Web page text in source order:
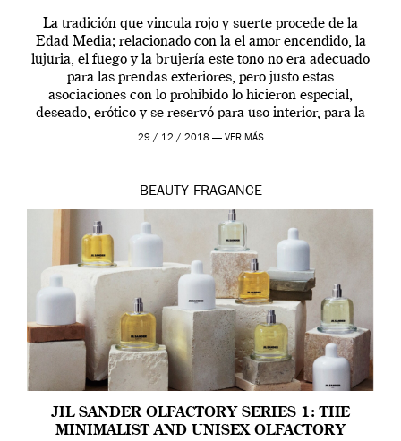
La tradición que vincula rojo y suerte procede de la
Edad Media; relacionado con la el amor encendido, la
lujuria, el fuego y la brujería este tono no era adecuado
para las prendas exteriores, pero justo estas
asociaciones con lo prohibido lo hicieron especial,
deseado, erótico y se reservó para uso interior, para la
ropa […]
29 / 12 / 2018 — VER MÁS
BEAUTY FRAGANCE
JIL SANDER OLFACTORY SERIES 1: THE
MINIMALIST AND UNISEX OLFACTORY